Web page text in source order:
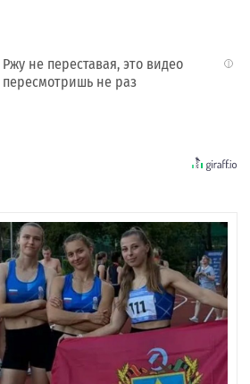
i
Ржу не переставая, это видео
пересмотришь не раз